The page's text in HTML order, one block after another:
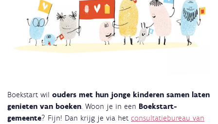
Boekstart wil ouders met hun jonge kinderen samen laten
genieten van boeken. Woon je in een Boekstart-
gemeente? Fijn! Dan krijg je via het consultatiebureau van